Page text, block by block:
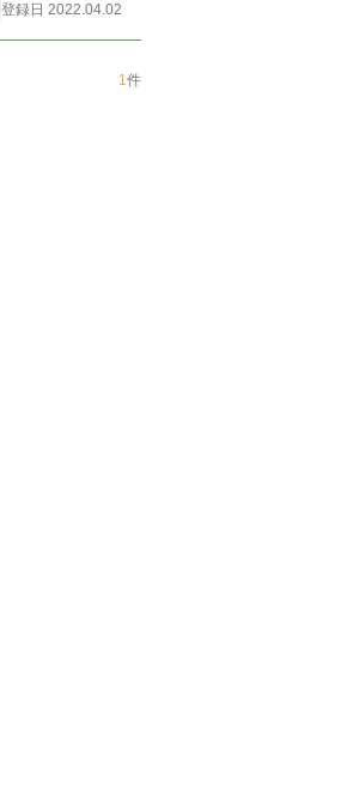
登録日 2022.04.02
1件